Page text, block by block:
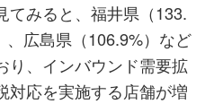
てみると、福井県（133.
広島県（106.9%）など
り、インバウンド需要拡
対応を実施する店舗が増